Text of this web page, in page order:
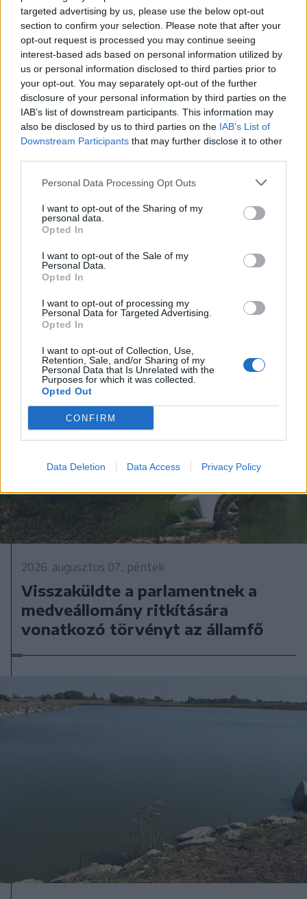
targeted advertising by us, please use the below opt-out
section to confirm your selection. Please note that after your
opt-out request is processed you may continue seeing
interest-based ads based on personal information utilized by
us or personal information disclosed to third parties prior to
your opt-out. You may separately opt-out of the further
disclosure of your personal information by third parties on the
IAB’s list of downstream participants. This information may
also be disclosed by us to third parties on the IAB’s List of
Downstream Participants that may further disclose it to other
Personal Data Processing Opt Outs
I want to opt-out of the Sharing of my
personal data.
Opted In
I want to opt-out of the Sale of my
Personal Data.
Opted In
I want to opt-out of processing my
Personal Data for Targeted Advertising.
Opted In
I want to opt-out of Collection, Use,
Retention, Sale, and/or Sharing of my
Personal Data that Is Unrelated with the
Purposes for which it was collected.
Opted Out
CONFIRM
Data Deletion Data Access Privacy Policy
2026. augusztus 08., szombat
Láthatatlanul apadnak Erdély
vízkészletei – hiába hoz özönvizet
2026. augusztus 07., péntek
Visszaküldte a parlamentnek a
medveállomány ritkítására
vonatkozó törvényt az államfő